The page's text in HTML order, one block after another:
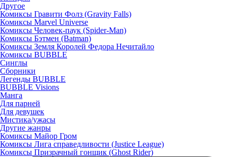
Другое
Комиксы Гравити Фолз (Gravity Falls)
Комиксы Marvel Universe
Комиксы Человек-паук (Spider-Man)
Комиксы Бэтмен (Batman)
Комиксы Земля Королей Федора Нечитайло
Комиксы BUBBLE
Синглы
Сборники
Легенды BUBBLE
BUBBLE Visions
Манга
Для парней
Для девушек
Мистика/ужасы
Другие жанры
Комиксы Майор Гром
Комиксы Лига справедливости (Justice League)
Комиксы Призрачный гонщик (Ghost Rider)